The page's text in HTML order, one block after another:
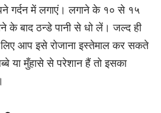
गर्दन में लगाएं। लगाने के १० से १५
बाद ठन्डे पानी से धो लें। जल्द ही
लिए आप इसे रोजाना इस्तेमाल कर सकते
या मुँहासे से परेशान हैं तो इसका